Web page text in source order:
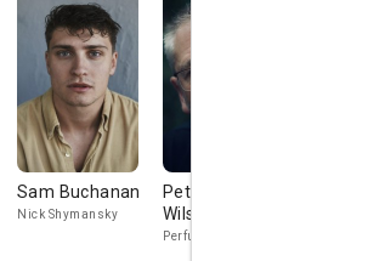
Sam Buchanan
Nick Shymansky
Pete Lee-
Wilson
Perfume Paul